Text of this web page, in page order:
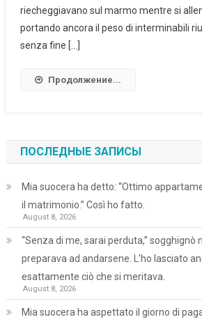
riecheggiavano sul marmo mentre si
portando ancora il peso di interminabili
senza fine […]
Продолжение...
ПОСЛЕДНЫЕ ЗАПИСЫ
Mia suocera ha detto: “Ottimo
il matrimonio.” Così ho fatto.
August 8, 2026
“Senza di me, sarai perduta,”
preparava ad andarsene. L’ho lasciato
esattamente ciò che si meritava.
August 8, 2026
Mia suocera ha aspettato il giorno di